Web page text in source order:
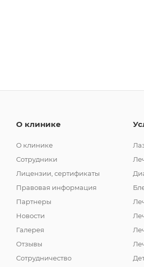
О клинике
О клинике
Сотрудники
Лицензии, сертификаты
Правовая информация
Партнеры
Новости
Галерея
Отзывы
Сотрудничество